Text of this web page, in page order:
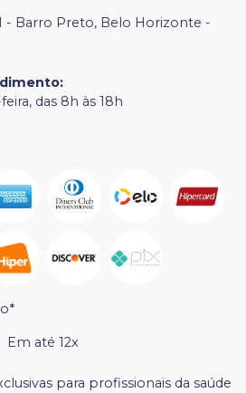
- Barro Preto, Belo Horizonte -
:
das 8h às 18h
Em até 12x
para profissionais da saúde